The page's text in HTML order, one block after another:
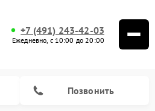
+7 (491) 243-42-03
Ежедневно, с 10:00 до 20:00
Позвонить